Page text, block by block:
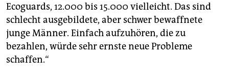
Ecoguards, 12.000 bis 15.000 vielleicht. Das sind
schlecht ausgebildete, aber schwer bewaffnete
junge Männer. Einfach aufzuhören, die zu
bezahlen, würde sehr ernste neue Probleme
schaffen.“